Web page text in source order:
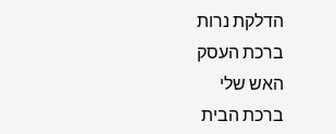
הדלקת נרות
ברכת העסק
האש שלי
ברכת הבית